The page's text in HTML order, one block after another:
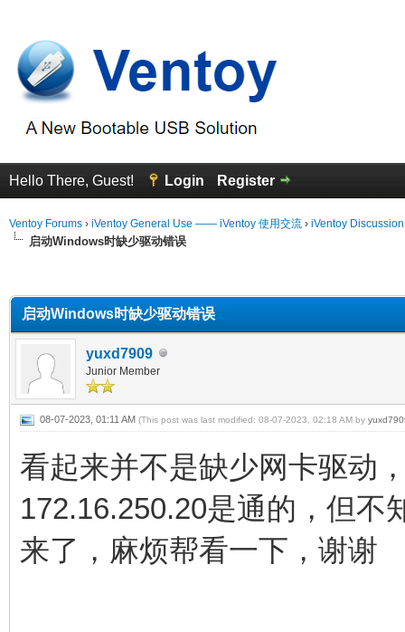
Hello There, Guest! Login Register
Ventoy Forums › iVentoy General Use —— iVentoy 使用交流 › iVentoy
启动Windows时缺少驱动错误
启动Windows时缺少驱动错误
yuxd7909
Junior Member
08-07-2023, 01:11 AM (This post was last modified: 08-07-2023, 02:18 AM by
看起来并不是缺少网卡驱动
172.16.250.20是通的，但不
来了，麻烦帮看一下，谢谢